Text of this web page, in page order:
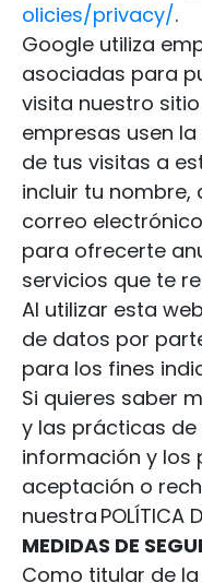
olicies/privacy/.
Google utiliza
asociadas para
visita nuestro
empresas usen
de tus visitas a
incluir tu nombre,
correo
para ofrecerte
servicios que te
Al utilizar esta
de datos por
para los fines
Si quieres saber
y las prácticas
información y los
aceptación o
nuestra POLÍTICA
MEDIDAS DE
Como titular de